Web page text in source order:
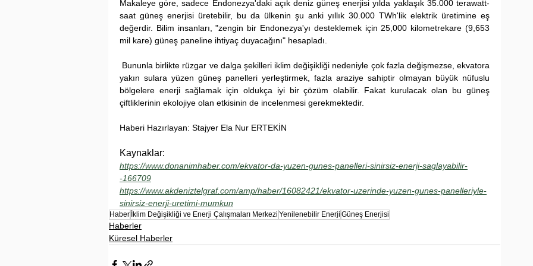
Makaleye göre, sadece Endonezya'daki açık deniz güneş enerjisi yılda yaklaşık 35.000 terawatt-
saat güneş enerjisi üretebilir, bu da ülkenin şu anki yıllık 30.000 TWh'lik elektrik üretimine eş
değerdir. Bilim insanları, "zengin bir Endonezya'yı desteklemek için 25,000 kilometrekare (9,653
mil kare) güneş paneline ihtiyaç duyacağını" hesapladı.
yakın sulara yüzen güneş panelleri yerleştirmek, fazla araziye sahiptir olmayan büyük nüfuslu
bölgelere enerji sağlamak için oldukça iyi bir çözüm olabilir. Fakat kurulacak olan bu güneş
çiftliklerinin ekolojiye olan etkisinin de incelenmesi gerekmektedir.
Haberi Hazırlayan: Stajyer Ela Nur ERTEKİN
Kaynaklar:
https://www.donanimhaber.com/ekvator-da-yuzen-gunes-panelleri-sinirsiz-enerji-saglayabilir-
-166709
https://www.akdeniztelgraf.com/amp/haber/16082421/ekvator-uzerinde-yuzen-gunes-panelleriyle-
sinirsiz-enerji-uretimi-mumkun
Haber İklim Değişikliği ve Enerji Çalışmaları Merkezi Yenilenebilir Enerji Güneş Enerjisi
Haberler
Küresel Haberler